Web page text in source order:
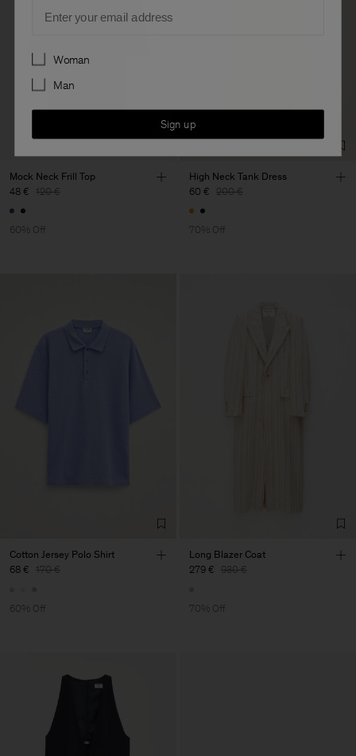
Mock Neck Frill Top
48 € 120 €
60% Off
High Neck Tank Dress
60 € 200 €
70% Off
Cotton Jersey Polo Shirt
68 € 170 €
60% Off
Long Blazer Coat
279 € 930 €
70% Off
Preferences
Woman
Man
Sign up